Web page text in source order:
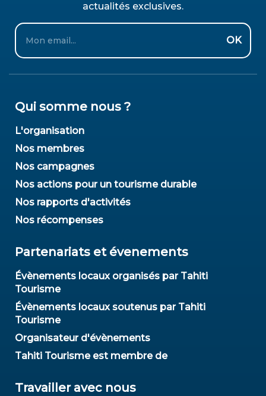
actualités exclusives.
Email
OK
Qui somme nous ?
L'organisation
Nos membres
Nos campagnes
Nos actions pour un tourisme durable
Nos rapports d'activités
Nos récompenses
Partenariats et évenements
Évènements locaux organisés par Tahiti
Tourisme
Évènements locaux soutenus par Tahiti
Tourisme
Organisateur d'évènements
Tahiti Tourisme est membre de
Travailler avec nous